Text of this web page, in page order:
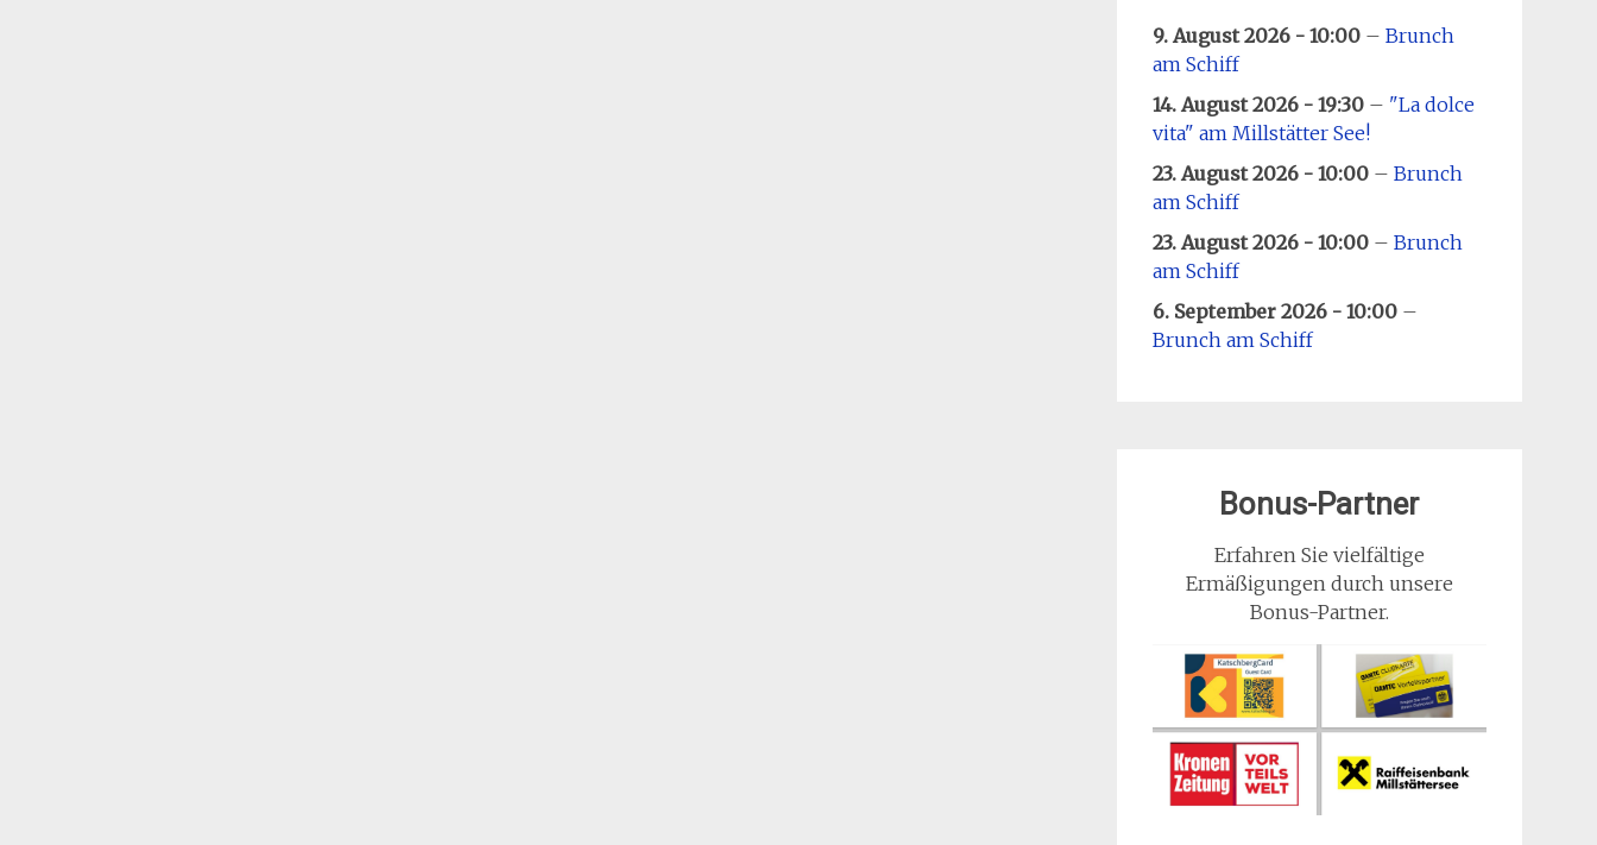
9. August 2026 - 10:00– Brunch
am Schiff
14. August 2026 - 19:30– "La dolce
vita" am Millstätter See!
23. August 2026 - 10:00– Brunch
am Schiff
23. August 2026 - 10:00– Brunch
am Schiff
6. September 2026 - 10:00–
Brunch am Schiff
Bonus-Partner
Erfahren Sie vielfältige
Ermäßigungen durch unsere
Bonus-Partner.